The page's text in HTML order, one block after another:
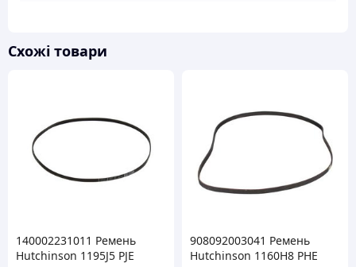
Схожі товари
140002231011 Ремень
Hutchinson 1195J5 PJE
908092003041 Ремень
Hutchinson 1160H8 PHE